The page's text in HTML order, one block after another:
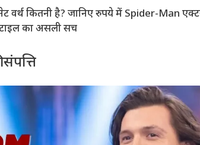
वर्थ कितनी है? जानिए रुपये में Spider-Man
का असली सच